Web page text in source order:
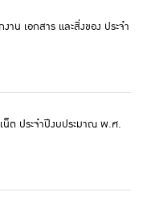
น เอกสาร และสิ่งของ ประจำ
เน็ต ประจำปีงบประมาณ พ.ศ.